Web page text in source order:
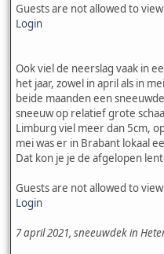
Guests are not allowed to
Login
Ook viel de neerslag vaak in
het jaar, zowel in april als in
beide maanden een
sneeuw op relatief grote
Limburg viel meer dan 5cm,
mei was er in Brabant lokaal
Dat kon je je de afgelopen
Guests are not allowed to
Login
7 april 2021, sneeuwdek in